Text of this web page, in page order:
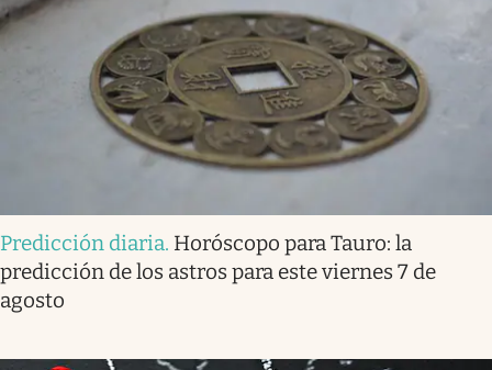
Predicción diaria. Horóscopo para Tauro: la
predicción de los astros para este viernes 7 de
agosto